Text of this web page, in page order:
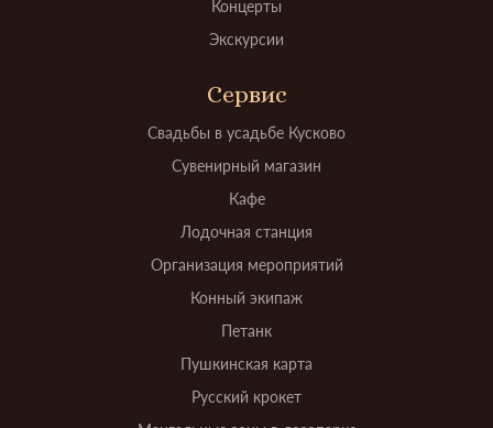
Концерты
Экскурсии
Сервис
Свадьбы в усадьбе Кусково
Сувенирный магазин
Кафе
Лодочная станция
Организация мероприятий
Конный экипаж
Петанк
Пушкинская карта
Русский крокет